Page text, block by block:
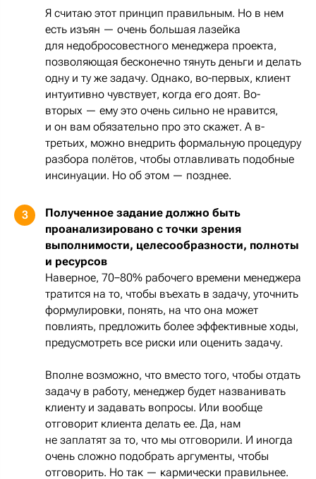
Я считаю этот принцип правильным. Но в нем
есть изъян — очень большая лазейка
для недобросовестного менеджера проекта,
позволяющая бесконечно тянуть деньги и делать
одну и ту же задачу. Однако, во-первых, клиент
интуитивно чувствует, когда его доят. Во-
вторых — ему это очень сильно не нравится,
и он вам обязательно про это скажет. А в-
третьих, можно внедрить формальную процедуру
разбора полётов, чтобы отлавливать подобные
инсинуации. Но об этом — позднее.
3
Полученное задание должно быть
проанализировано с точки зрения
выполнимости, целесообразности, полноты
и ресурсов
Наверное, 70−80% рабочего времени менеджера
тратится на то, чтобы въехать в задачу, уточнить
формулировки, понять, на что она может
повлиять, предложить более эффективные ходы,
предусмотреть все риски или оценить задачу.
Вполне возможно, что вместо того, чтобы отдать
задачу в работу, менеджер будет названивать
клиенту и задавать вопросы. Или вообще
отговорит клиента делать ее. Да, нам
не заплатят за то, что мы отговорили. И иногда
очень сложно подобрать аргументы, чтобы
отговорить. Но так — кармически правильнее.